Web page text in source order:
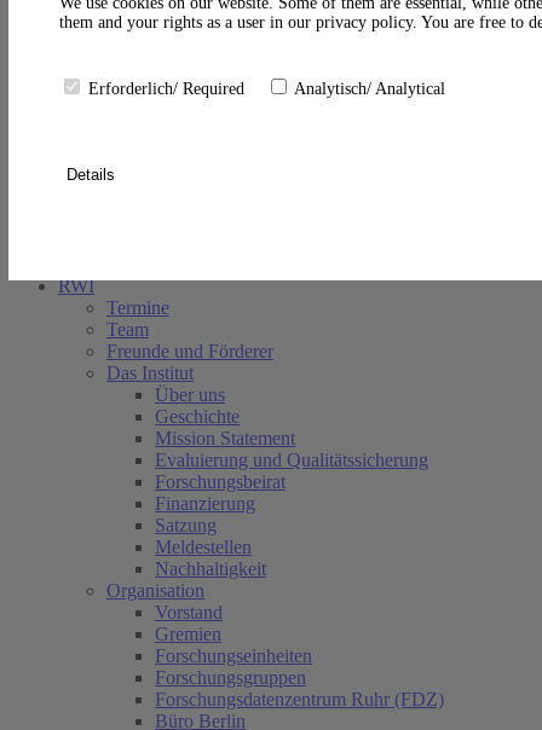
Suche schließen
RWI
Termine
Team
Freunde und Förderer
Das Institut
Über uns
Geschichte
Mission Statement
Evaluierung und Qualitätssicherung
Forschungsbeirat
Finanzierung
Satzung
Meldestellen
Nachhaltigkeit
Organisation
Vorstand
Gremien
Forschungseinheiten
Forschungsgruppen
Forschungsdatenzentrum Ruhr (FDZ)
Büro Berlin
them and your rights as a user in our privacy policy. You are free to
Erforderlich/ Required Analytisch/ Analytical
Details